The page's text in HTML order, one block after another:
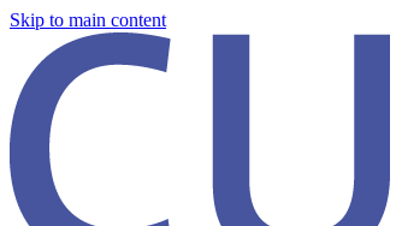
Skip to main content